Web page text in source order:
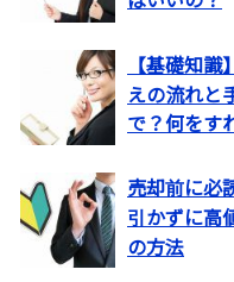
【基礎知
えの流れ
で？何をす
売却前に
引かずに高
の方法